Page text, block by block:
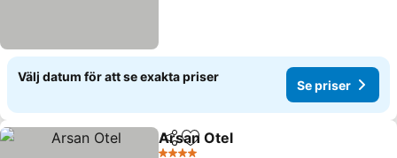
Välj datum för att se exakta priser
Se priser
Dela Lägg till i Mina Favoriter
Arsan Otel